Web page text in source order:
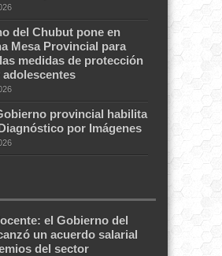
del Chubut pone en
Mesa Provincial para
medidas de protección
provincial habilita
por Imágenes
el Gobierno del
un acuerdo salarial
del sector